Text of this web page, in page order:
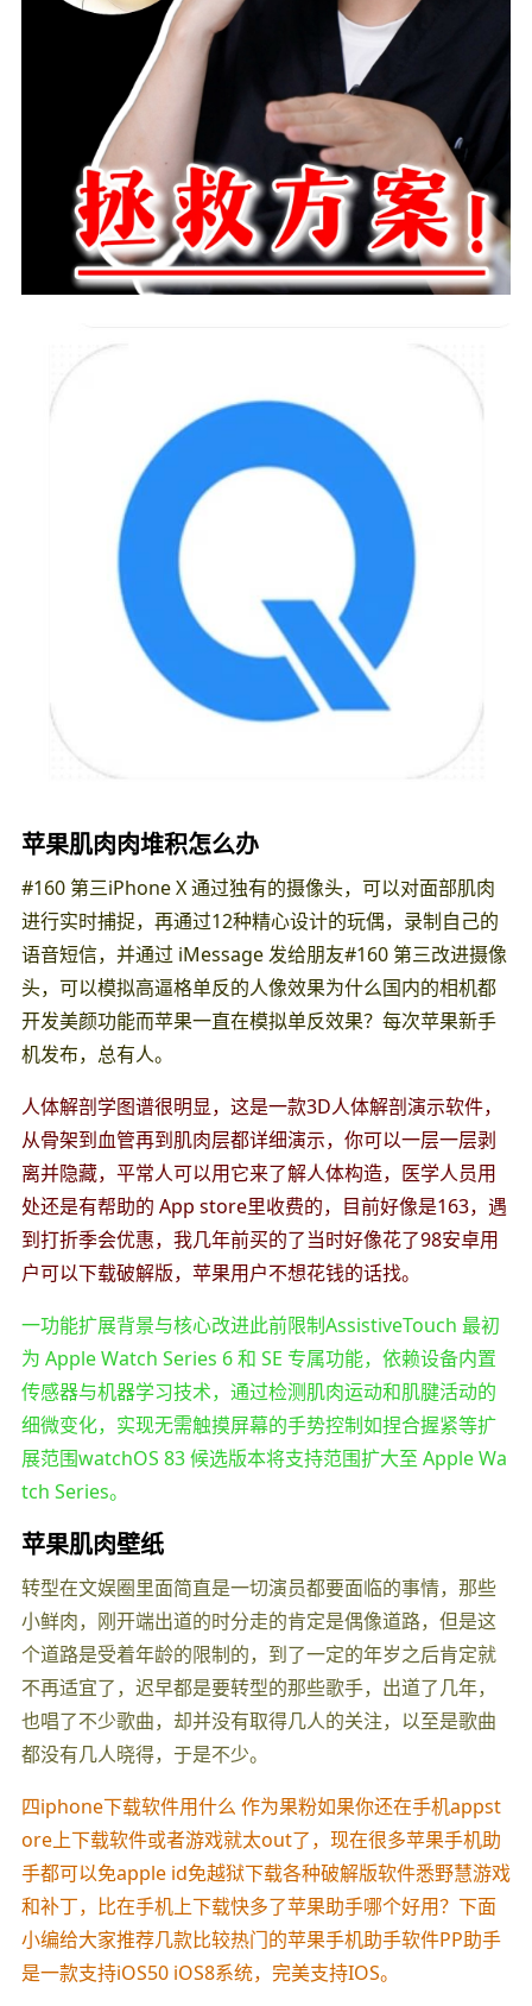
苹果肌肉肉堆积怎么办
#160 第三iPhone X 通过独有的摄像头，可以对面部肌肉
进行实时捕捉，再通过12种精心设计的玩偶，录制自己的
语音短信，并通过 iMessage 发给朋友#160 第三改进摄像
头，可以模拟高逼格单反的人像效果为什么国内的相机都
开发美颜功能而苹果一直在模拟单反效果？每次苹果新手
机发布，总有人。
人体解剖学图谱很明显，这是一款3D人体解剖演示软件，
从骨架到血管再到肌肉层都详细演示，你可以一层一层剥
离并隐藏，平常人可以用它来了解人体构造，医学人员用
处还是有帮助的 App store里收费的，目前好像是163，遇
到打折季会优惠，我几年前买的了当时好像花了98安卓用
户可以下载破解版，苹果用户不想花钱的话找。
一功能扩展背景与核心改进此前限制AssistiveTouch 最初
为 Apple Watch Series 6 和 SE 专属功能，依赖设备内置
传感器与机器学习技术，通过检测肌肉运动和肌腱活动的
细微变化，实现无需触摸屏幕的手势控制如捏合握紧等扩
展范围watchOS 83 候选版本将支持范围扩大至 Apple Wa
tch Series。
苹果肌肉壁纸
转型在文娱圈里面简直是一切演员都要面临的事情，那些
小鲜肉，刚开端出道的时分走的肯定是偶像道路，但是这
个道路是受着年龄的限制的，到了一定的年岁之后肯定就
不再适宜了，迟早都是要转型的那些歌手，出道了几年，
也唱了不少歌曲，却并没有取得几人的关注，以至是歌曲
都没有几人晓得，于是不少。
四iphone下载软件用什么 作为果粉如果你还在手机appst
ore上下载软件或者游戏就太out了，现在很多苹果手机助
手都可以免apple id免越狱下载各种破解版软件悉野慧游戏
和补丁，比在手机上下载快多了苹果助手哪个好用？下面
小编给大家推荐几款比较热门的苹果手机助手软件PP助手
是一款支持iOS50 iOS8系统，完美支持IOS。